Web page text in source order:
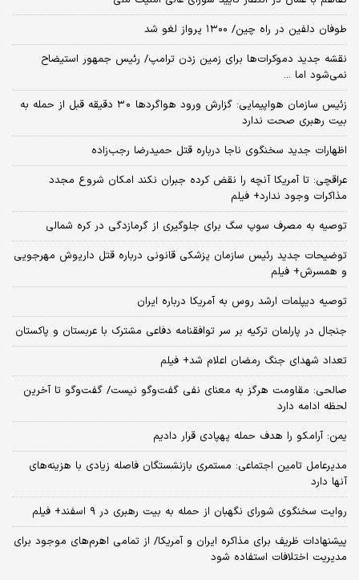
طوفان دلفین در راه چین/ ۱۳۰۰ پرواز لغو شد
نقشه جدید دموکرات‌ها برای زمین زدن ترامپ/ رئیس جمهور استیضاح
نمی‌شود اما ...
زئیس سازمان هواپیمایی: گزارش ورود هواگردها ٣٠ دقیقه قبل از حمله به
بیت رهبری صحت ندارد
اظهارات جدید سخنگوی ناجا درباره قتل حمیدرضا رجب‌زاده
عراقچی: تا آمریکا آنچه را نقض کرده جبران نکند امکان شروع مجدد
مذاکرات وجود ندارد+ فیلم
توصیه به مصرف سوپ سگ برای جلوگیری از گرمازدگی در کره شمالی
توضیحات جدید رئیس سازمان پزشکی قانونی درباره قتل داریوش مهرجویی
و همسرش+ فیلم
توصیه دیپلمات ارشد روس به آمریکا درباره ایران
جنجال در پارلمان ترکیه بر سر توافقنامه دفاعی مشترک با عربستان و پاکستان
تعداد شهدای جنگ رمضان اعلام شد+ فیلم
صالحی: مقاومت هرگز به معنای نفی گفت‌وگو نیست/ گفت‌وگو تا آخرین
لحظه ادامه دارد
یمن: آرامکو را هدف حمله پهپادی قرار دادیم
مدیرعامل تامین اجتماعی: مستمری بازنشستگان فاصله زیادی با هزینه‌های
آنها دارد
روایت سخنگوی شورای نگهبان از حمله به بیت رهبری در ۹ اسفند+ فیلم
پیشنهادات ظریف برای مذاکره ایران و آمریکا/ از تمامی اهرم‌های موجود برای
مدیریت اختلافات استفاده شود